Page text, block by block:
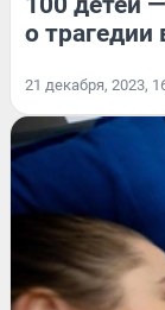
о
21 декабря, 2023,